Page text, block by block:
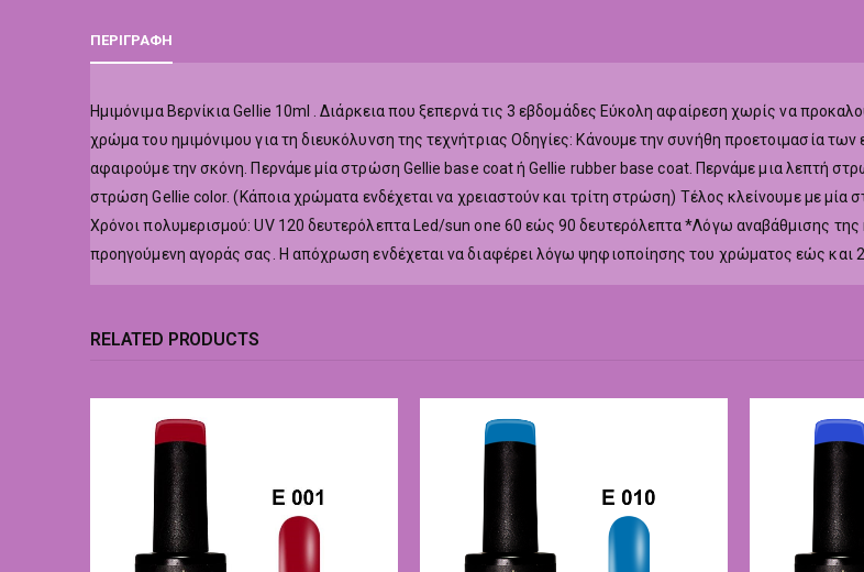
ΠΕΡΙΓΡΑΦΉ
Hμιμόνιμα Βερνίκια Gellie 10ml . Διάρκεια που ξεπερνά τις 3 εβδομάδες Εύκολη αφαίρεση χωρίς να
χρώμα του ημιμόνιμου για τη διευκόλυνση της τεχνήτριας Οδηγίες: Κάνουμε την συνήθη προετοιμασία
αφαιρούμε την σκόνη. Περνάμε μία στρώση Gellie base coat ή Gellie rubber base coat. Περνάμε μια λεπτή
στρώση Gellie color. (Κάποια χρώματα ενδέχεται να χρειαστούν και τρίτη στρώση) Τέλος κλείνουμε με
Χρόνοι πολυμερισμού: UV 120 δευτερόλεπτα Led/sun one 60 εώς 90 δευτερόλεπτα *Λόγω αναβάθμισης
προηγούμενη αγοράς σας. Η απόχρωση ενδέχεται να διαφέρει λόγω ψηφιοποίησης του χρώματος εώς και
RELATED PRODUCTS